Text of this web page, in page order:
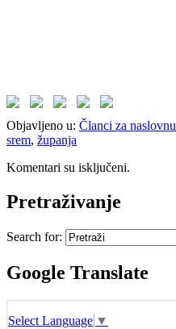
Objavljeno u: Članci za naslovnu
srem, županja
Komentari su isključeni.
Pretraživanje
Search for:
Google Translate
Select Language ▼